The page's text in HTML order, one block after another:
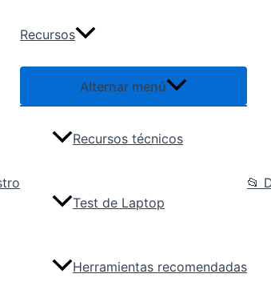
Recursos
Alternar menú
Recursos técnicos
Test de Laptop
Herramientas recomendadas
📂